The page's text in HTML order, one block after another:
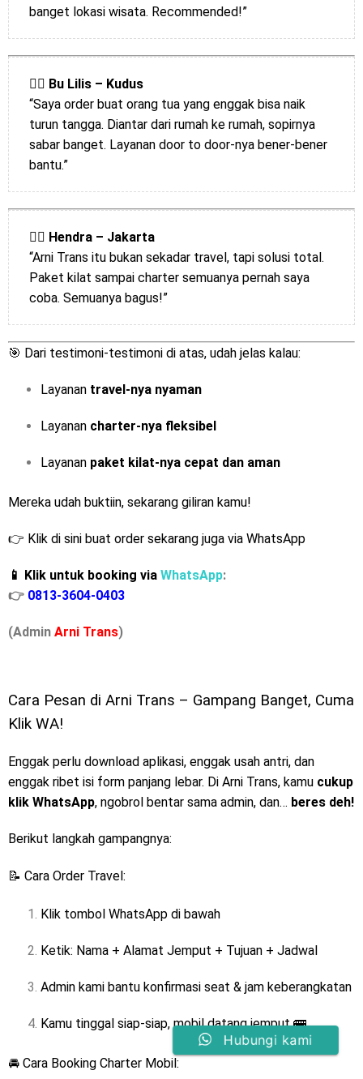
banget lokasi wisata. Recommended!”
🧍‍♀️ Bu Lilis – Kudus
“Saya order buat orang tua yang enggak bisa naik
turun tangga. Diantar dari rumah ke rumah, sopirnya
sabar banget. Layanan door to door-nya bener-bener
bantu.”
🧍‍♂️ Hendra – Jakarta
“Arni Trans itu bukan sekadar travel, tapi solusi total.
Paket kilat sampai charter semuanya pernah saya
coba. Semuanya bagus!”
🎯 Dari testimoni-testimoni di atas, udah jelas kalau:
Layanan travel-nya nyaman
Layanan charter-nya fleksibel
Layanan paket kilat-nya cepat dan aman
Mereka udah buktiin, sekarang giliran kamu!
👉 Klik di sini buat order sekarang juga via WhatsApp
📱 Klik untuk booking via WhatsApp:
👉 0813-3604-0403
(Admin Arni Trans)
Cara Pesan di Arni Trans – Gampang Banget, Cuma
Klik WA!
Enggak perlu download aplikasi, enggak usah antri, dan
enggak ribet isi form panjang lebar. Di Arni Trans, kamu cukup
klik WhatsApp, ngobrol bentar sama admin, dan… beres deh!
Berikut langkah gampangnya:
📝 Cara Order Travel:
Klik tombol WhatsApp di bawah
Ketik: Nama + Alamat Jemput + Tujuan + Jadwal
Admin kami bantu konfirmasi seat & jam keberangkatan
Kamu tinggal siap-siap, mobil datang jemput 🚌
🚘 Cara Booking Charter Mobil:
Hubungi kami